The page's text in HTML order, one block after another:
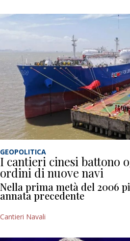
GEOPOLITICA
I cantieri cinesi battono
ordini di nuove navi
Nella prima metà del 2006
annata precedente
Cantieri Navali